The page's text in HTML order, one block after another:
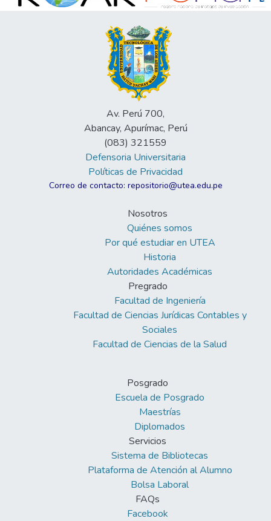
Av. Perú 700,
Abancay, Apurímac, Perú
(083) 321559
Defensoria Universitaria
Políticas de Privacidad
Correo de contacto: repositorio@utea.edu.pe
Nosotros
Quiénes somos
Por qué estudiar en UTEA
Historia
Autoridades Académicas
Pregrado
Facultad de Ingeniería
Facultad de Ciencias Jurídicas Contables y
Sociales
Facultad de Ciencias de la Salud
Posgrado
Escuela de Posgrado
Maestrías
Diplomados
Servicios
Sistema de Bibliotecas
Plataforma de Atención al Alumno
Bolsa Laboral
FAQs
Facebook